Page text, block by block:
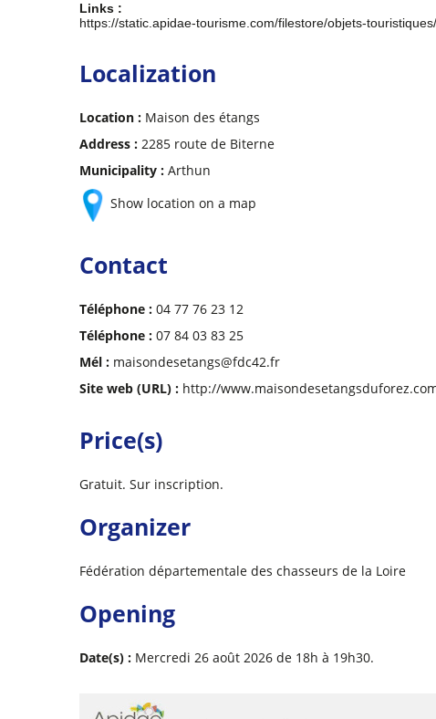
Links :
https://static.apidae-tourisme.com/filestore/objets-
Localization
Location : Maison des étangs
Address : 2285 route de Biterne
Municipality : Arthun
Show location on a map
Contact
Téléphone : 04 77 76 23 12
Téléphone : 07 84 03 83 25
Mél : maisondesetangs@fdc42.fr
Site web (URL) : http://
Price(s)
Gratuit. Sur inscription.
Organizer
Fédération départementale des chasseurs de la Loire
Opening
Date(s) : Mercredi 26 août 2026 de 18h à 19h30.